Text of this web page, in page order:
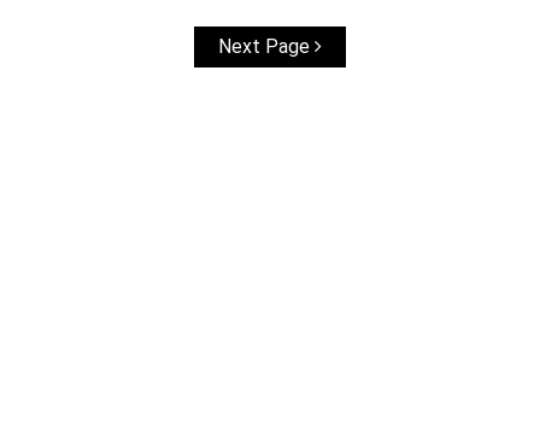
Next Page